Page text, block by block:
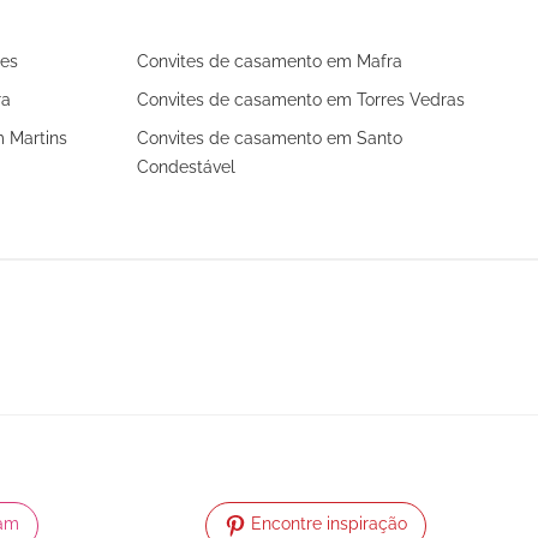
Convites de casamento em Mafra
Convites de casamento em Torres Vedras
Martins
Convites de casamento em Santo
Condestável
Encontre inspiração